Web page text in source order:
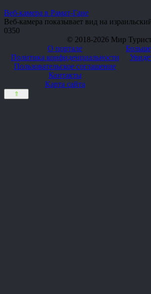
Веб-камера в Рамат-Гане
Веб-камера показывает вид на
0350
© 2018-2026 Мир
О портале
Политика конфиденциальности
Пользовательское соглашение
Контакты
Карта сайта